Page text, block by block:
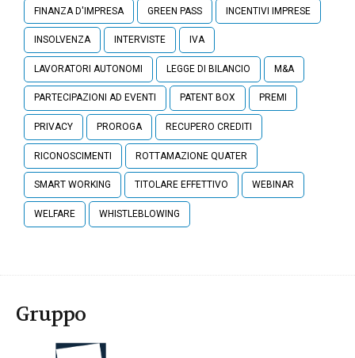
FINANZA D'IMPRESA GREEN PASS INCENTIVI IMPRESE
INSOLVENZA INTERVISTE IVA
LAVORATORI AUTONOMI LEGGE DI BILANCIO M&A
PARTECIPAZIONI AD EVENTI PATENT BOX PREMI
PRIVACY PROROGA RECUPERO CREDITI
RICONOSCIMENTI ROTTAMAZIONE QUATER
SMART WORKING TITOLARE EFFETTIVO WEBINAR
WELFARE WHISTLEBLOWING
Gruppo